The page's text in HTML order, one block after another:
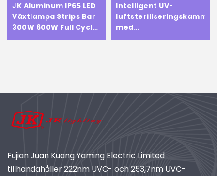
JK Aluminum IP65 LED
Växtlampa Strips Bar
300W 600W Full Cycle
Spektrum för
Intelligent UV-
med
induktionslampor (2,4
Fujian Juan Kuang Yaming Electric Limited
tillhandahåller 222nm UVC- och 253,7nm UVC-